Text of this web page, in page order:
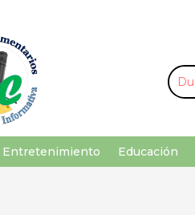
Entretenimiento Educación